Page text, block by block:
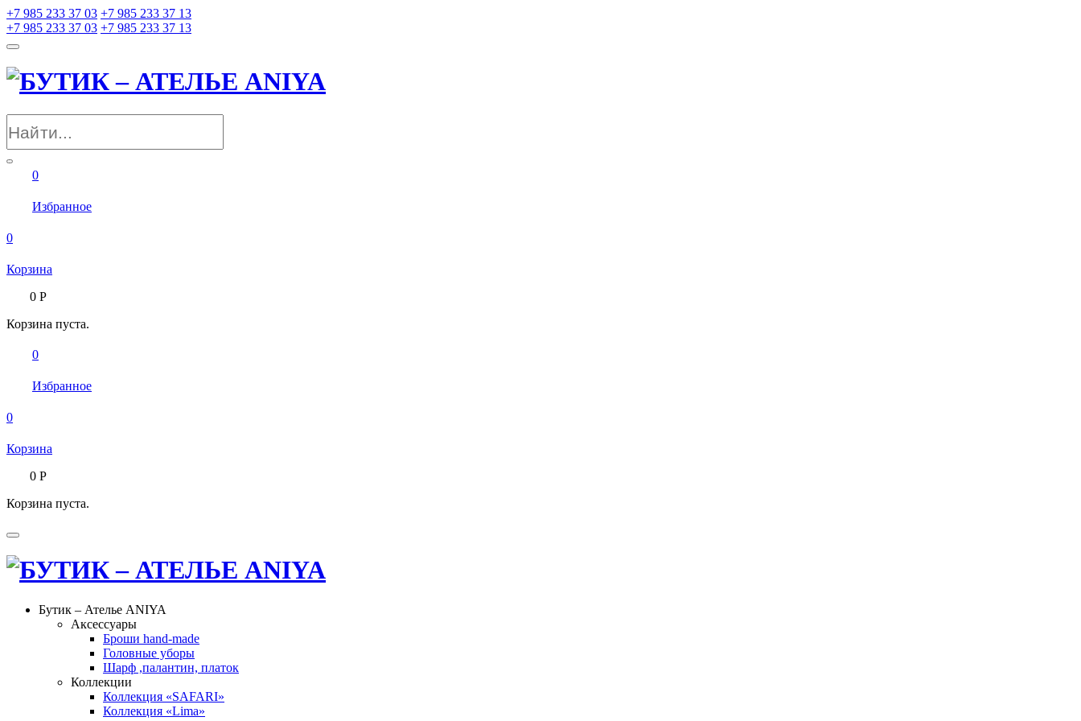
+7 985 233 37 03 +7 985 233 37 13
+7 985 233 37 03 +7 985 233 37 13
0
Избранное
0
Корзина
0Р
Корзина пуста.
0
Избранное
0
Корзина
0Р
Корзина пуста.
Бутик – Ателье ANIYA
Аксессуары
Броши hand-made
Головные уборы
Шарф ,палантин, платок
Коллекции
Коллекция «SAFARI»
Коллекция «Lima»